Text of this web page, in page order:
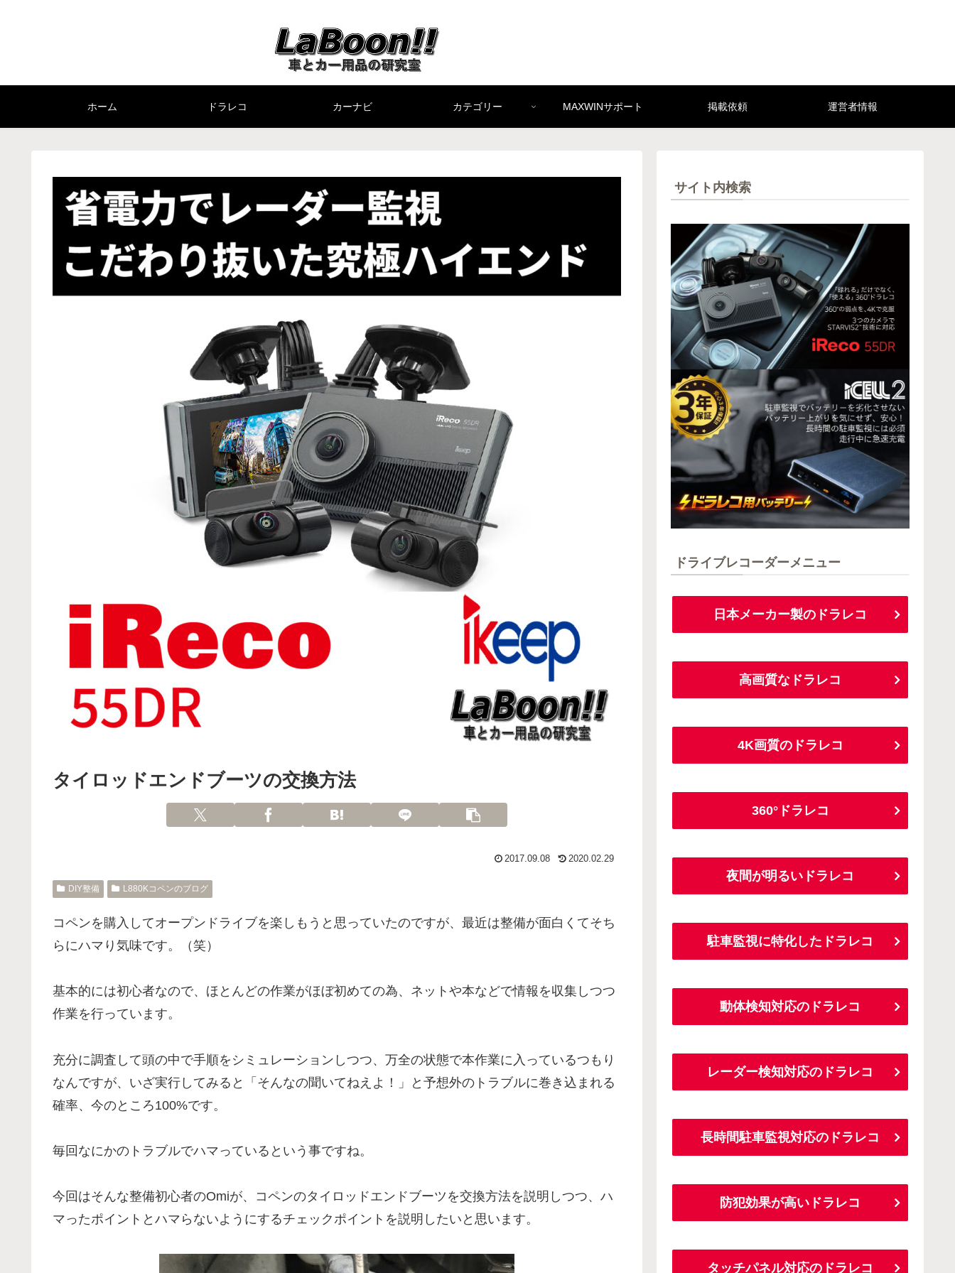
ホーム ドラレコ カーナビ カテゴリー MAXWINサポート 掲載依頼 運営者情報
タイロッドエンドブーツの交換方法
2017.09.08 2020.02.29
DIY整備 L880Kコペンのブログ
コペンを購入してオープンドライブを楽しもうと思っていたのですが、最近は整備が面白くてそち
らにハマり気味です。（笑）
基本的には初心者なので、ほとんどの作業がほぼ初めての為、ネットや本などで情報を収集しつつ
作業を行っています。
充分に調査して頭の中で手順をシミュレーションしつつ、万全の状態で本作業に入っているつもり
なんですが、いざ実行してみると「そんなの聞いてねえよ！」と予想外のトラブルに巻き込まれる
確率、今のところ100%です。
毎回なにかのトラブルでハマっているという事ですね。
今回はそんな整備初心者のOmiが、コペンのタイロッドエンドブーツを交換方法を説明しつつ、ハ
マったポイントとハマらないようにするチェックポイントを説明したいと思います。
サイト内検索
ドライブレコーダーメニュー
日本メーカー製のドラレコ
高画質なドラレコ
4K画質のドラレコ
360°ドラレコ
夜間が明るいドラレコ
駐車監視に特化したドラレコ
動体検知対応のドラレコ
レーダー検知対応のドラレコ
長時間駐車監視対応のドラレコ
防犯効果が高いドラレコ
タッチパネル対応のドラレコ